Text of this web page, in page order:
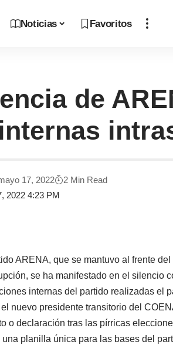
Noticias Favoritos
de
2022 4:23 PM
17, 2022 2 Min Read
ARENA, que se mantuvo al frente
se ha manifestado en el silencio
internas del partido realizadas el
nuevo presidente transitorio del
o declaración tras las pírricas
planilla única para las bases del